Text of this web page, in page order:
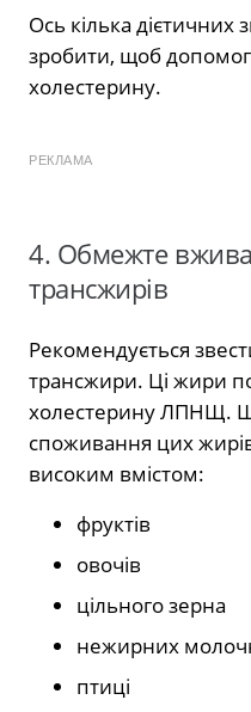
Ось кілька дієтичних
зробити, щоб
холестерину.
РЕКЛАМА
4. Обмежте
трансжирів
Рекомендується
трансжири. Ці жири
холестерину ЛПНЩ.
споживання цих
високим вмістом:
фруктів
овочів
цільного зерна
нежирних
птиці